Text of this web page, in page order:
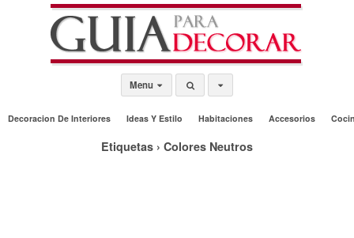
Menu
Decoracion De Interiores Ideas Y Estilo Habitaciones Accesorios
Etiquetas › Colores Neutros